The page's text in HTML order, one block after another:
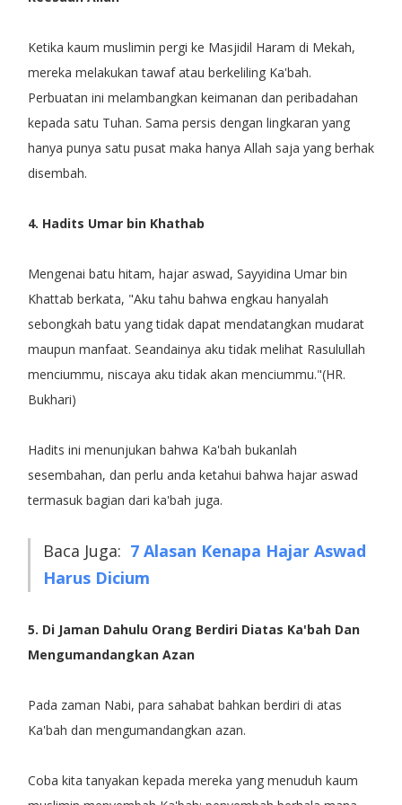
Ketika kaum muslimin pergi ke Masjidil Haram di Mekah,
mereka melakukan tawaf atau berkeliling Ka'bah.
Perbuatan ini melambangkan keimanan dan peribadahan
kepada satu Tuhan. Sama persis dengan lingkaran yang
hanya punya satu pusat maka hanya Allah saja yang berhak
disembah.
4. Hadits Umar bin Khathab
Mengenai batu hitam, hajar aswad, Sayyidina Umar bin
Khattab berkata, "Aku tahu bahwa engkau hanyalah
sebongkah batu yang tidak dapat mendatangkan mudarat
maupun manfaat. Seandainya aku tidak melihat Rasulullah
menciummu, niscaya aku tidak akan menciummu."(HR.
Bukhari)
Hadits ini menunjukan bahwa Ka'bah bukanlah
sesembahan, dan perlu anda ketahui bahwa hajar aswad
termasuk bagian dari ka'bah juga.
Baca Juga: 7 Alasan Kenapa Hajar Aswad
Harus Dicium
5. Di Jaman Dahulu Orang Berdiri Diatas Ka'bah Dan
Mengumandangkan Azan
Pada zaman Nabi, para sahabat bahkan berdiri di atas
Ka'bah dan mengumandangkan azan.
Coba kita tanyakan kepada mereka yang menuduh kaum